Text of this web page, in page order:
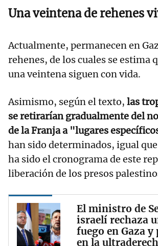
Una veintena de rehenes
Actualmente, permanecen en
rehenes, de los cuales se estima
una veintena siguen con vida.
Asimismo, según el texto, las
se retirarían gradualmente del
de la Franja a "lugares
han sido determinados, igual
ha sido el cronograma de este
liberación de los presos
El ministro de
israelí rechaza
fuego en Gaza
en la